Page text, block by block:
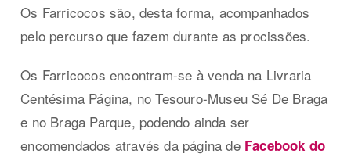
Os Farricocos são, desta forma, acompanhados
pelo percurso que fazem durante as procissões.
Os Farricocos encontram-se à venda na Livraria
Centésima Página, no Tesouro-Museu Sé De Braga
e no Braga Parque, podendo ainda ser
encomendados através da página de Facebook do